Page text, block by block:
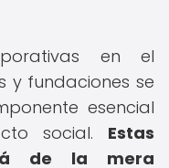
en el
y fundaciones se
esencial
social. Estas
de la mera